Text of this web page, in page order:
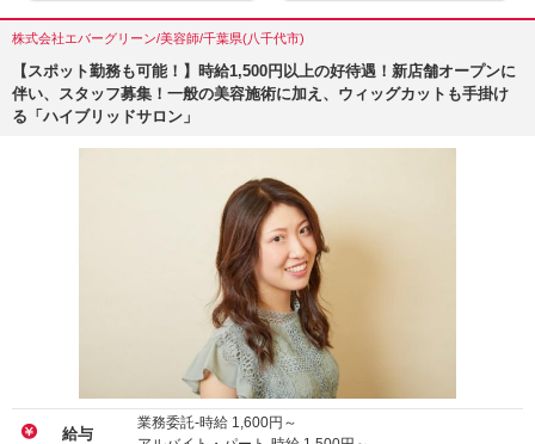
株式会社エバーグリーン/美容師/千葉県(八千代市)
【スポット勤務も可能！】時給1,500円以上の好待遇！新店舗オープンに
伴い、スタッフ募集！一般の美容施術に加え、ウィッグカットも手掛け
る「ハイブリッドサロン」
給与
業務委託-時給 1,600円～